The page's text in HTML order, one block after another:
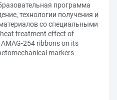
программа
технологии получения и
со специальными
treatment effect of
254 ribbons on its
markers